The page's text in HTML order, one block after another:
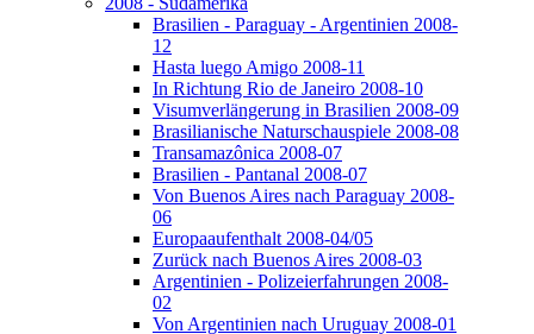
Brasilien - Paraguay - Argentinien 2008-
12
Hasta luego Amigo 2008-11
In Richtung Rio de Janeiro 2008-10
Visumverlängerung in Brasilien 2008-09
Brasilianische Naturschauspiele 2008-08
Transamazônica 2008-07
Brasilien - Pantanal 2008-07
Von Buenos Aires nach Paraguay 2008-
06
Europaaufenthalt 2008-04/05
Zurück nach Buenos Aires 2008-03
Argentinien - Polizeierfahrungen 2008-
02
Von Argentinien nach Uruguay 2008-01